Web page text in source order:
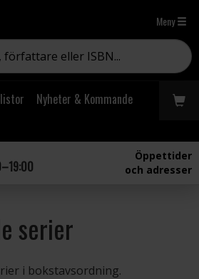
Meny
Nyheter & Kommande
Öppettider
och adresser
serier
i bokstavsordning.